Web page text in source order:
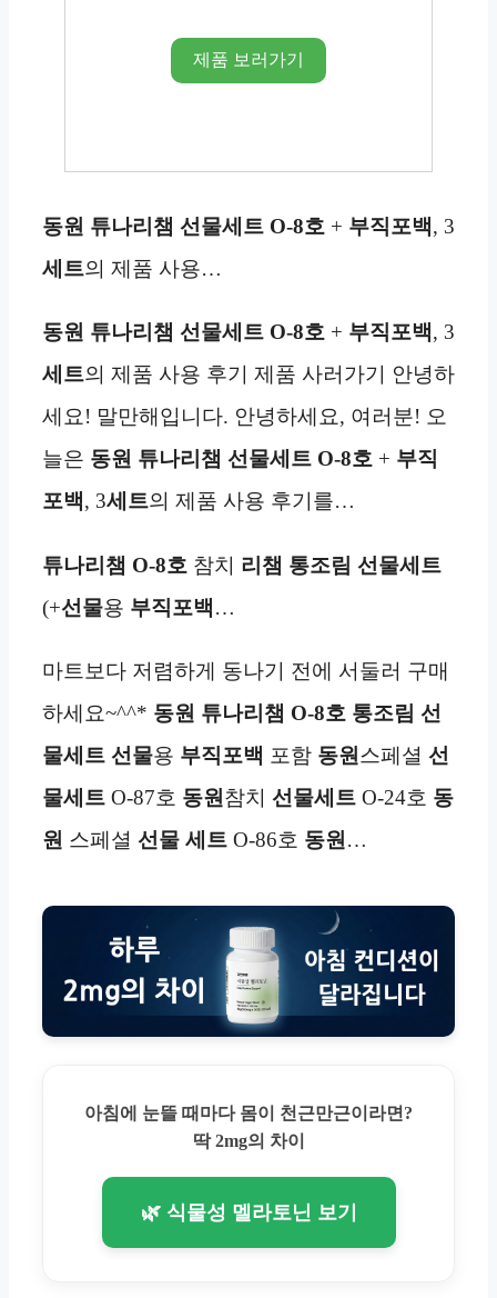
제품 보러가기
동원 튜나리챔 선물세트 O-8호 + 부직포백, 3
세트의 제품 사용…
동원 튜나리챔 선물세트 O-8호 + 부직포백, 3
세트의 제품 사용 후기 제품 사러가기 안녕하
세요! 말만해입니다. 안녕하세요, 여러분! 오
늘은 동원 튜나리챔 선물세트 O-8호 + 부직
포백, 3세트의 제품 사용 후기를…
튜나리챔 O-8호 참치 리챔 통조림 선물세트
(+선물용 부직포백…
마트보다 저렴하게 동나기 전에 서둘러 구매
하세요~^^* 동원 튜나리챔 O-8호 통조림 선
물세트 선물용 부직포백 포함 동원 스페셜 선
물세트 O-87호 동원 참치 선물세트 O-24호 동
원 스페셜 선물 세트 O-86호 동원 …
아침에 눈뜰 때마다 몸이 천근만근이라면?
딱 2mg의 차이
🌿 식물성 멜라토닌 보기